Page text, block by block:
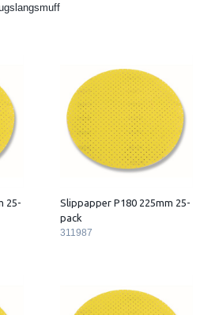
25-
Slippapper P180 225mm 25-
pack
311987